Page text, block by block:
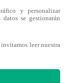
de
por el
paté.
y personalizar
datos se gestionarán
leer nuestra